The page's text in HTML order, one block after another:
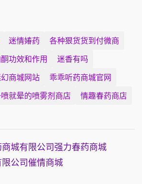
迷情媋药
各种狠货货到付微商
功效和作用
迷香有吗
商城网站
乖乖听药商城官网
就晕的喷雾剂商店 情趣春药商店
城有限公司强力春药商城
公司催情商城